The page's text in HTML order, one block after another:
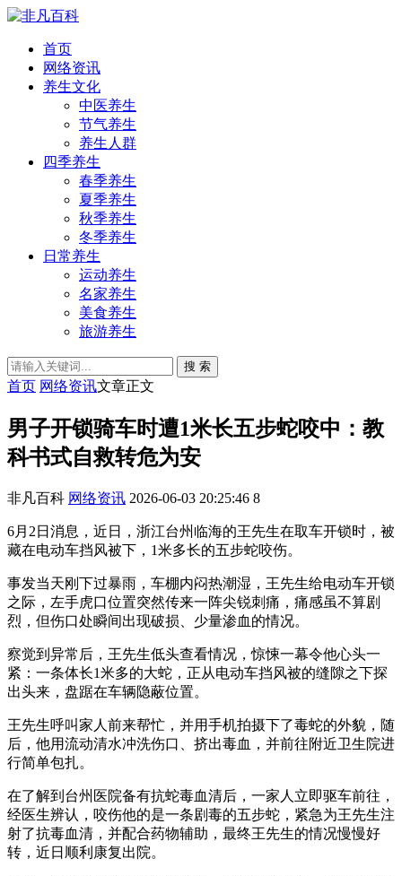
首页
网络资讯
养生文化
中医养生
节气养生
养生人群
四季养生
春季养生
夏季养生
秋季养生
冬季养生
日常养生
运动养生
名家养生
美食养生
旅游养生
搜 索
首页 网络资讯文章正文
男子开锁骑车时遭1米长五步蛇咬中：教
科书式自救转危为安
非凡百科 网络资讯 2026-06-03 20:25:46 8
6月2日消息，近日，浙江台州临海的王先生在取车开锁时，被
藏在电动车挡风被下，1米多长的五步蛇咬伤。
事发当天刚下过暴雨，车棚内闷热潮湿，王先生给电动车开锁
之际，左手虎口位置突然传来一阵尖锐刺痛，痛感虽不算剧
烈，但伤口处瞬间出现破损、少量渗血的情况。
察觉到异常后，王先生低头查看情况，惊悚一幕令他心头一
紧：一条体长1米多的大蛇，正从电动车挡风被的缝隙之下探
出头来，盘踞在车辆隐蔽位置。
王先生呼叫家人前来帮忙，并用手机拍摄下了毒蛇的外貌，随
后，他用流动清水冲洗伤口、挤出毒血，并前往附近卫生院进
行简单包扎。
在了解到台州医院备有抗蛇毒血清后，一家人立即驱车前往，
经医生辨认，咬伤他的是一条剧毒的五步蛇，紧急为王先生注
射了抗毒血清，并配合药物辅助，最终王先生的情况慢慢好
转，近日顺利康复出院。